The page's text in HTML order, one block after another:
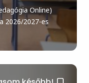
Online)
2026/2027-es